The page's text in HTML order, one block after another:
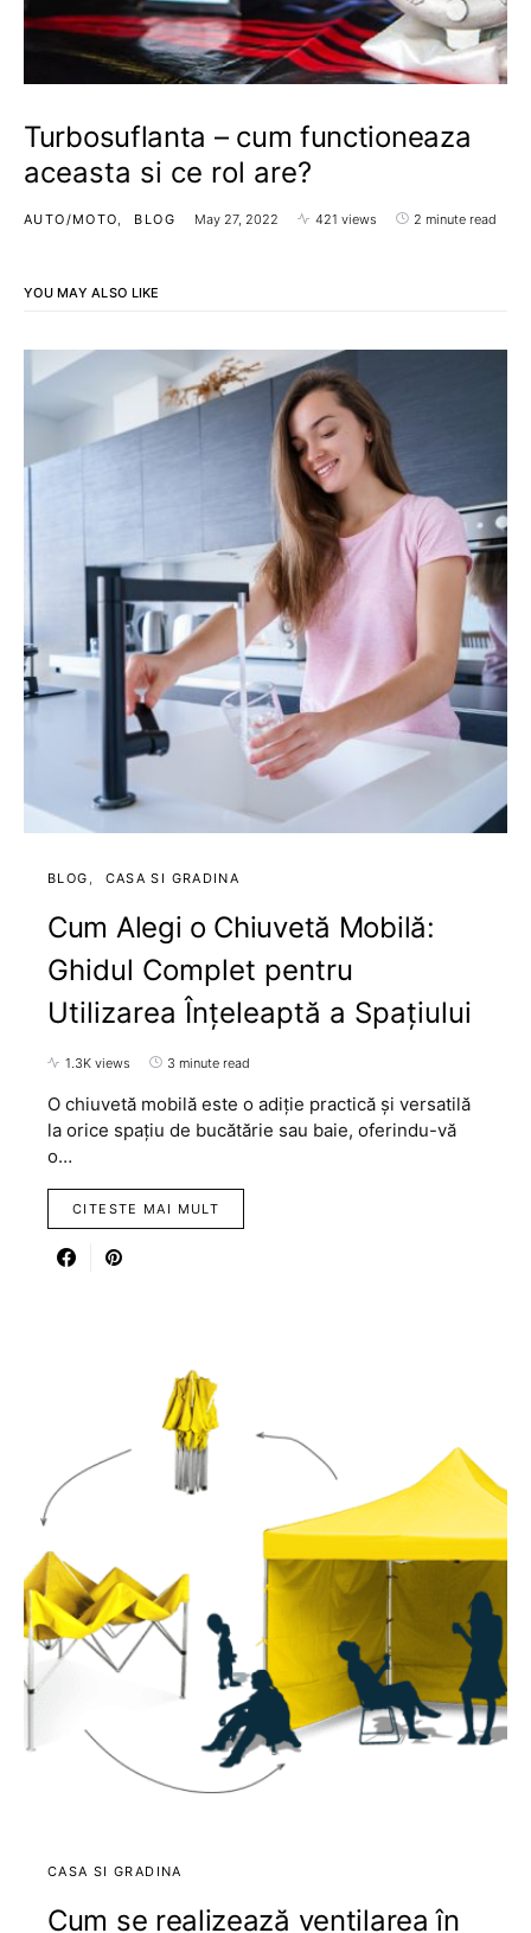
Turbosuflanta – cum functioneaza
aceasta si ce rol are?
AUTO/MOTO BLOG May 27, 2022 421 views 2 minute read
YOU MAY ALSO LIKE
BLOG CASA SI GRADINA
Cum Alegi o Chiuvetă Mobilă:
Ghidul Complet pentru
Utilizarea Înțeleaptă a Spațiului
1.3K views 3 minute read
O chiuvetă mobilă este o adiție practică și versatilă
la orice spațiu de bucătărie sau baie, oferindu-vă
o…
CITESTE MAI MULT
CASA SI GRADINA
Cum se realizează ventilarea în